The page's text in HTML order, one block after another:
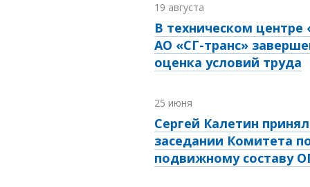
19 августа
В техническом
АО «СГ-транс»
оценка условий труда
25 июня
Сергей Калетин
заседании Комитета
подвижному составу